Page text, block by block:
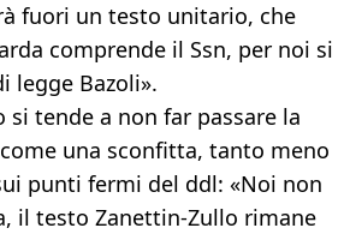
fuori un testo unitario, che
comprende il Ssn, per noi si
legge Bazoli».
tende a non far passare la
una sconfitta, tanto meno
punti fermi del ddl: «Noi non
il testo Zanettin-Zullo rimane